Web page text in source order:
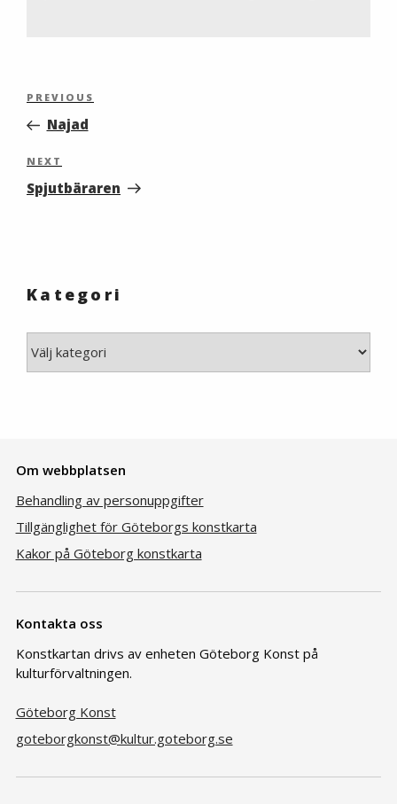
Inläggsnavigering
Previous
Post
PREVIOUS
Najad
Next
Post
NEXT
Spjutbäraren
Kategori
Om webbplatsen
Behandling av personuppgifter
Tillgänglighet för Göteborgs konstkarta
Kakor på Göteborg konstkarta
Kontakta oss
Konstkartan drivs av enheten Göteborg Konst på
kulturförvaltningen.
Göteborg Konst
goteborgkonst@kultur.goteborg.se